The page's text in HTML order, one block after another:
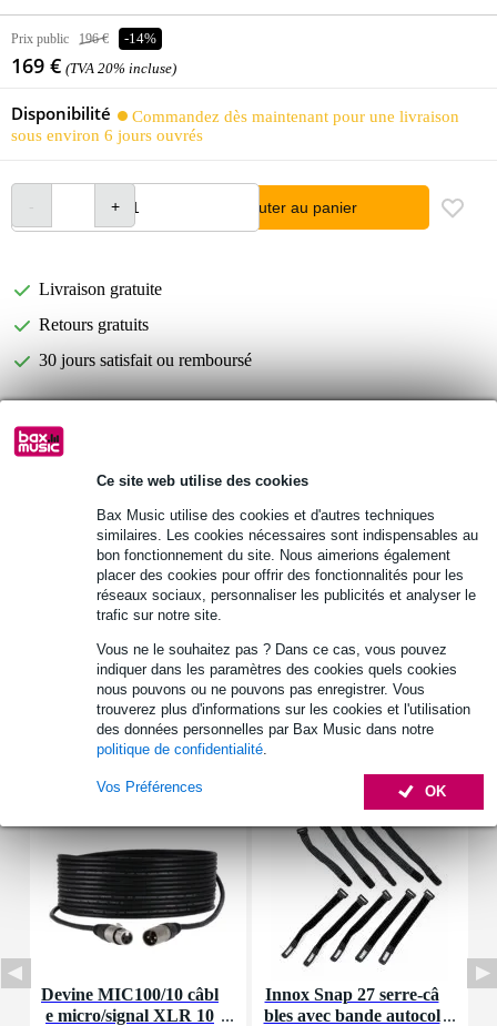
Ce site web utilise des cookies
Bax Music utilise des cookies et d'autres techniques
similaires. Les cookies nécessaires sont indispensables au
bon fonctionnement du site. Nous aimerions également
placer des cookies pour offrir des fonctionnalités pour les
réseaux sociaux, personnaliser les publicités et analyser le
trafic sur notre site.
Vous ne le souhaitez pas ? Dans ce cas, vous pouvez
indiquer dans les paramètres des cookies quels cookies
nous pouvons ou ne pouvons pas enregistrer. Vous
trouverez plus d'informations sur les cookies et l'utilisation
des données personnelles par Bax Music dans notre
politique de confidentialité.
OK
Vos Préférences
Prix public 196 € -14%
169 € (TVA 20% incluse)
Disponibilité
Commandez dès maintenant pour une livraison
sous environ 6 jours ouvrés
Ajouter au panier
Livraison gratuite
Retours gratuits
30 jours satisfait ou remboursé
8,45 € (frais uniques)
Informations
matériau : bois de hêtre
le kit contient : un grand cône pour le woofer, un petit cône pour le
convient pour : FONTANA, FONTANELLA SAT
Afficher toutes les caractéristiques du produit
Accessoires (7)
Devine MIC100/10 câbl
e micro/signal XLR 10
Innox Snap 27 serre-câ
bles avec bande autocol